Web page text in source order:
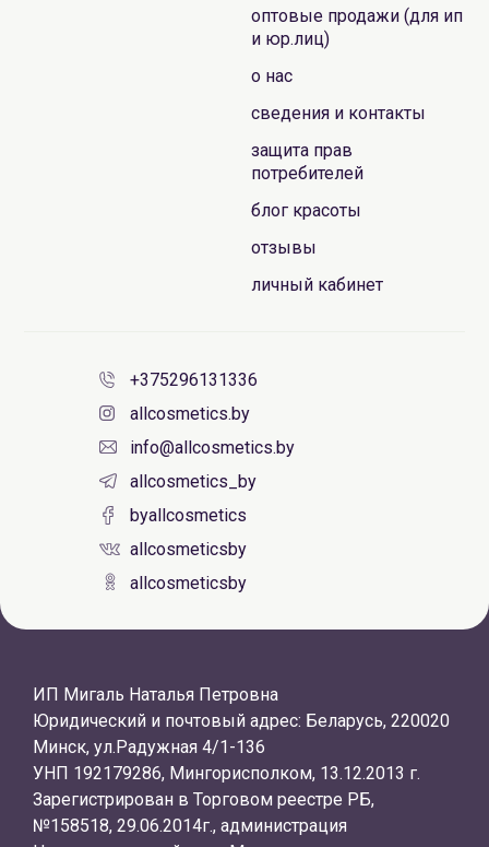
оптовые продажи (для ип
и юр.лиц)
о нас
сведения и контакты
защита прав
потребителей
блог красоты
отзывы
личный кабинет
+375296131336
allcosmetics.by
info@allcosmetics.by
allcosmetics_by
byallcosmetics
allcosmeticsby
allcosmeticsby
ИП Мигаль Наталья Петровна
Юридический и почтовый адрес: Беларусь, 220020
Минск, ул.Радужная 4/1-136
УНП 192179286, Мингорисполком, 13.12.2013 г.
Зарегистрирован в Торговом реестре РБ,
№158518, 29.06.2014г., администрация